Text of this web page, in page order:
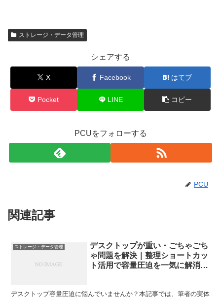
ストレージ・データ管理
シェアする
X Facebook はてブ
Pocket LINE コピー
PCUをフォローする
PCU
関連記事
ストレージ・データ管理
デスクトップが重い・ごちゃごち
ゃ問題を解決｜整理ショートカッ
ト活用で容量圧迫を一気に解消す
デスクトップ容量圧迫に悩んでいませんか？本記事では、筆者の実体